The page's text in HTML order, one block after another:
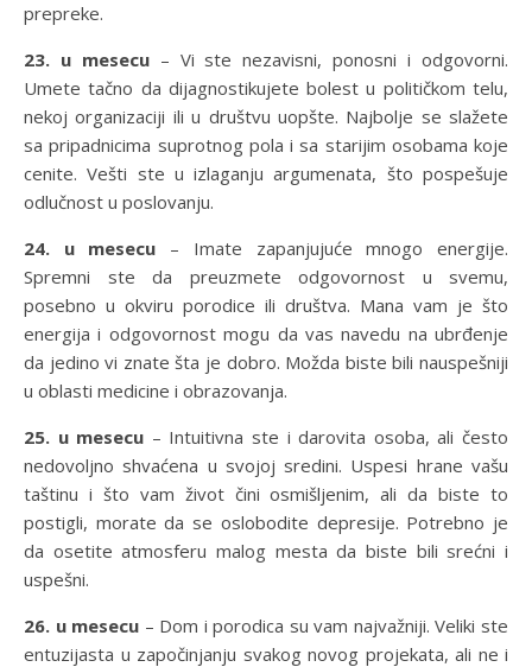
prepreke.
23. u mesecu– Vi ste nezavisni, ponosni i odgovorni.
Umete tačno da dijagnostikujete bolest u političkom telu,
nekoj organizaciji ili u društvu uopšte. Najbolje se slažete
sa pripadnicima suprotnog pola i sa starijim osobama koje
cenite. Vešti ste u izlaganju argumenata, što pospešuje
odlučnost u poslovanju.
24. u mesecu – Imate zapanjujuće mnogo energije.
Spremni ste da preuzmete odgovornost u svemu,
posebno u okviru porodice ili društva. Mana vam je što
energija i odgovornost mogu da vas navedu na ubrđenje
da jedino vi znate šta je dobro. Možda biste bili nauspešniji
u oblasti medicine i obrazovanja.
25. u mesecu – Intuitivna ste i darovita osoba, ali često
nedovoljno shvaćena u svojoj sredini. Uspesi hrane vašu
taštinu i što vam život čini osmišljenim, ali da biste to
postigli, morate da se oslobodite depresije. Potrebno je
da osetite atmosferu malog mesta da biste bili srećni i
uspešni.
26. u mesecu – Dom i porodica su vam najvažniji. Veliki ste
entuzijasta u započinjanju svakog novog projekata, ali ne i